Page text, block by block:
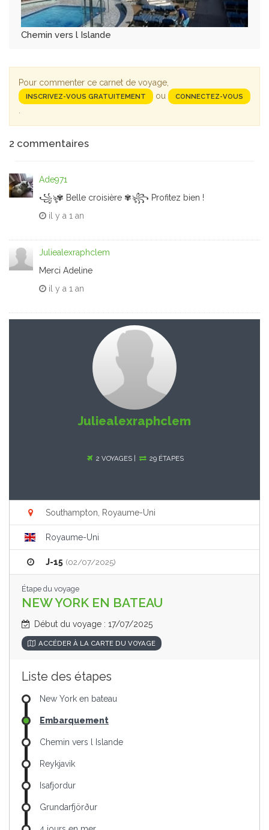
Chemin vers l Islande
Pour commenter ce carnet de voyage,
INSCRIVEZ-VOUS GRATUITEMENT ou CONNECTEZ-VOUS
2 commentaires
Ade971
꧁ৡ✾ Belle croisière ✾ৡ꧂ Profitez bien !
il y a 1 an
Juliealexraphclem
Merci Adeline
il y a 1 an
Juliealexraphclem
2 VOYAGES | 29 ÉTAPES
Southampton, Royaume-Uni
Royaume-Uni
J-15 (02/07/2025)
Étape du voyage
NEW YORK EN BATEAU
Début du voyage : 17/07/2025
ACCÉDER À LA CARTE DU VOYAGE
Liste des étapes
New York en bateau
Embarquement
Chemin vers l Islande
Reykjavik
Isafjordur
Grundarfjörður